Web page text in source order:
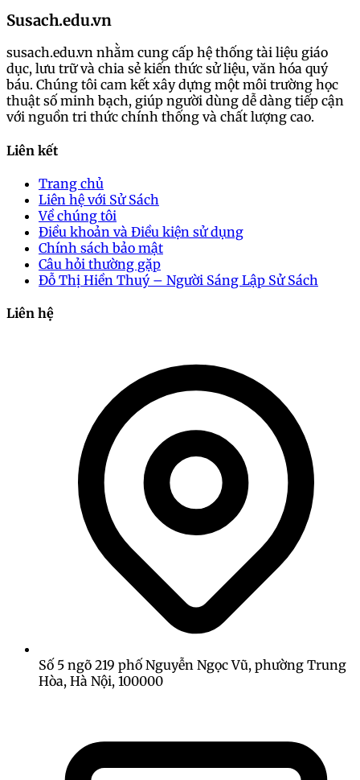
Susach.edu.vn
susach.edu.vn nhằm cung cấp hệ thống tài liệu giáo
dục, lưu trữ và chia sẻ kiến thức sử liệu, văn hóa quý
báu. Chúng tôi cam kết xây dựng một môi trường học
thuật số minh bạch, giúp người dùng dễ dàng tiếp cận
với nguồn tri thức chính thống và chất lượng cao.
Liên kết
Trang chủ
Liên hệ với Sử Sách
Về chúng tôi
Điều khoản và Điều kiện sử dụng
Chính sách bảo mật
Câu hỏi thường gặp
Đỗ Thị Hiền Thuý – Người Sáng Lập Sử Sách
Liên hệ
Số 5 ngõ 219 phố Nguyễn Ngọc Vũ, phường Trung
Hòa, Hà Nội, 100000